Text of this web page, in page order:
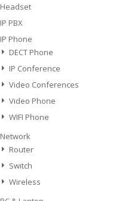
Headset
IP PBX
IP Phone
DECT Phone
IP Conference
Video Conferences
Video Phone
WIFI Phone
Network
Router
Switch
Wireless